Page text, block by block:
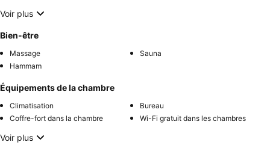
Voir plus
Bien-être
Massage
Sauna
Hammam
Équipements de la chambre
Climatisation
Bureau
Coffre-fort dans la chambre
Wi-Fi gratuit dans les chambres
Voir plus